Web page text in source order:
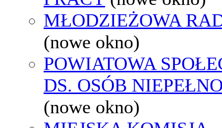
MŁODZIEŻOWA
(nowe okno)
POWIATOWA
DS. OSÓB
(nowe okno)